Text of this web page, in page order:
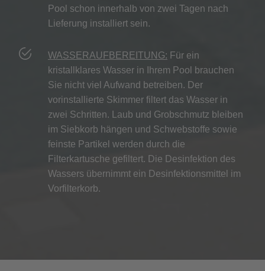
Pool schon innerhalb von zwei Tagen nach
Lieferung installiert sein.
WASSERAUFBEREITUNG: Für ein
kristallklares Wasser in Ihrem Pool brauchen
Sie nicht viel Aufwand betreiben. Der
vorinstallierte Skimmer filtert das Wasser in
zwei Schritten. Laub und Grobschmutz bleiben
im Siebkorb hängen und Schwebstoffe sowie
feinste Partikel werden durch die
Filterkartusche gefiltert. Die Desinfektion des
Wassers übernimmt ein Desinfektionsmittel im
Vorfilterkorb.